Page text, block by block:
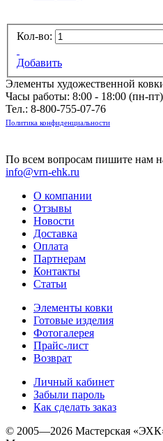
Кол-во:
Добавить
Элементы художественной
Часы работы: 8:00 - 18:00 (пн-пт)
Тел.: 8-800-755-07-76
Политика конфиденциальности
По всем вопросам пишите нам
info@vrn-ehk.ru
О компании
Отзывы
Новости
Доставка
Оплата
Партнерам
Контакты
Статьи
Элементы ковки
Готовые изделия
Фотогалерея
Прайс-лист
Возврат
Личный кабинет
Забыли пароль
Как сделать заказ
© 2005—2026 Мастерская